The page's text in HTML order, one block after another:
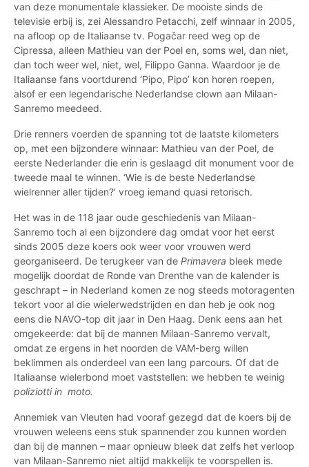
van deze monumentale klassieker. De mooiste sinds de
televisie erbij is, zei Alessandro Petacchi, zelf winnaar in 2005,
na afloop op de Italiaanse tv. Pogačar reed weg op de
Cipressa, alleen Mathieu van der Poel en, soms wel, dan niet,
dan toch weer wel, niet, wel, Filippo Ganna. Waardoor je de
Italiaanse fans voortdurend ‘Pipo, Pipo’ kon horen roepen,
alsof er een legendarische Nederlandse clown aan Milaan-
Sanremo meedeed.
Drie renners voerden de spanning tot de laatste kilometers
op, met een bijzondere winnaar: Mathieu van der Poel, de
eerste Nederlander die erin is geslaagd dit monument voor de
tweede maal te winnen. ‘Wie is de beste Nederlandse
wielrenner aller tijden?’ vroeg iemand quasi retorisch.
Het was in de 118 jaar oude geschiedenis van Milaan-
Sanremo toch al een bijzondere dag omdat voor het eerst
sinds 2005 deze koers ook weer voor vrouwen werd
georganiseerd. De terugkeer van de Primavera bleek mede
mogelijk doordat de Ronde van Drenthe van de kalender is
geschrapt – in Nederland komen ze nog steeds motoragenten
tekort voor al die wielerwedstrijden en dan heb je ook nog
eens die NAVO-top dit jaar in Den Haag. Denk eens aan het
omgekeerde: dat bij de mannen Milaan-Sanremo vervalt,
omdat ze ergens in het noorden de VAM-berg willen
beklimmen als onderdeel van een lang parcours. Of dat de
Italiaanse wielerbond moet vaststellen: we hebben te weinig
poliziotti in moto.
Annemiek van Vleuten had vooraf gezegd dat de koers bij de
vrouwen weleens eens stuk spannender zou kunnen worden
dan bij de mannen – maar opnieuw bleek dat zelfs het verloop
van Milaan-Sanremo niet altijd makkelijk te voorspellen is.